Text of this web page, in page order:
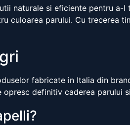
naturale si eficiente pentru a-
culoarea parului. Cu trecerea
fabricate in Italia din
definitiv caderea